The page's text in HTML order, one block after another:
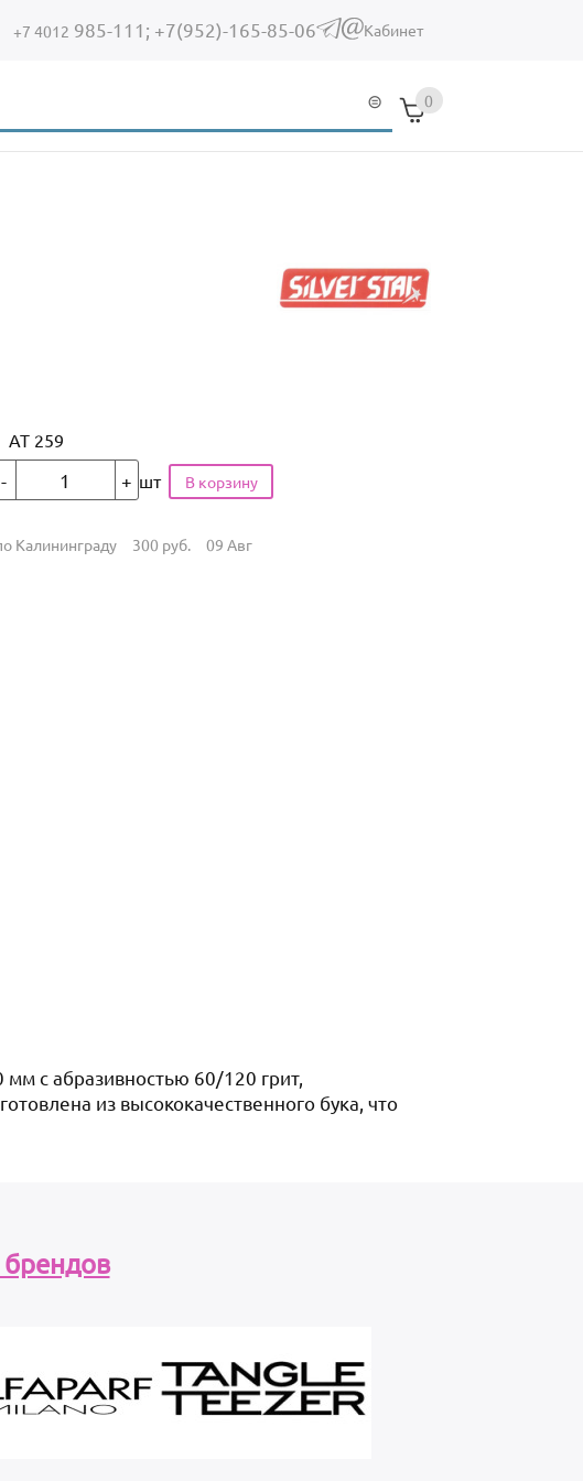
+7 4012 985-111; +7(952)-165-85-06 (link sends e-mail)
Кабинет
0
АТ 259
во шт
Калининграду 300 руб. 09 Авг
с абразивностью 60/120 грит,
из высококачественного бука, что